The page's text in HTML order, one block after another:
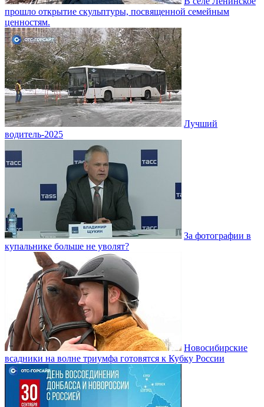
прошло открытие скульптуры, посвященной семейным
ценностям.
Лучший
водитель-2025
За фотографии в
купальнике больше не уволят?
Новосибирские
всадники на волне триумфа готовятся к Кубку России